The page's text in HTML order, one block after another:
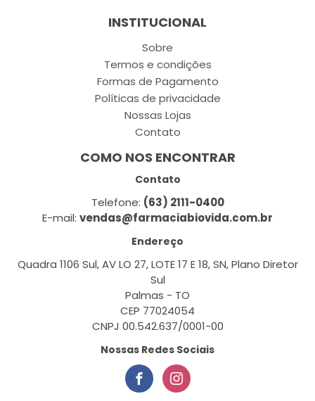
INSTITUCIONAL
Sobre
Termos e condições
Formas de Pagamento
Políticas de privacidade
Nossas Lojas
Contato
COMO NOS ENCONTRAR
Contato
Telefone: (63) 2111-0400
E-mail: vendas@farmaciabiovida.com.br
Endereço
Quadra 1106 Sul, AV LO 27, LOTE 17 E 18, SN, Plano Diretor
Sul
Palmas - TO
CEP 77024054
CNPJ 00.542.637/0001-00
Nossas Redes Sociais